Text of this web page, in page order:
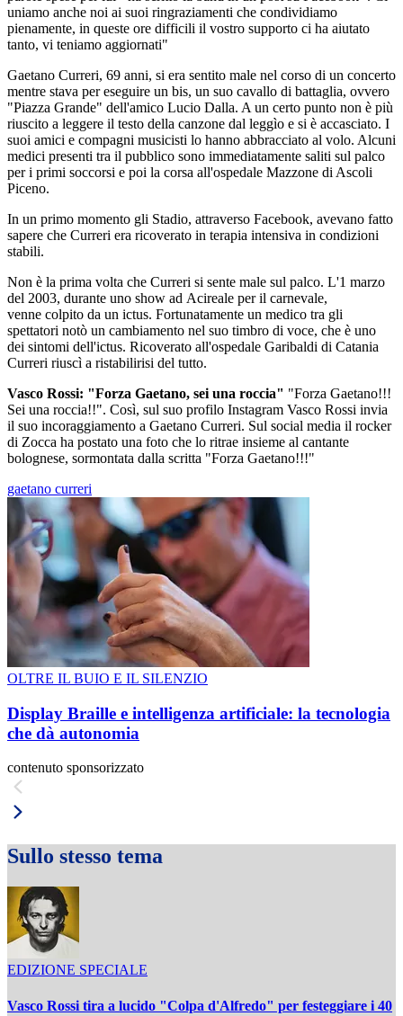
uniamo anche noi ai suoi ringraziamenti che condividiamo
pienamente, in queste ore difficili il vostro supporto ci ha aiutato
tanto, vi teniamo aggiornati"
Gaetano Curreri, 69 anni, si era sentito male nel corso di un concerto
mentre stava per eseguire un bis, un suo cavallo di battaglia, ovvero
"Piazza Grande" dell'amico Lucio Dalla. A un certo punto non è più
riuscito a leggere il testo della canzone dal leggìo e si è accasciato. I
suoi amici e compagni musicisti lo hanno abbracciato al volo. Alcuni
medici presenti tra il pubblico sono immediatamente saliti sul palco
per i primi soccorsi e poi la corsa all'ospedale Mazzone di Ascoli
Piceno.
In un primo momento gli Stadio, attraverso Facebook, avevano fatto
sapere che Curreri era ricoverato in terapia intensiva in condizioni
stabili.
Non è la prima volta che Curreri si sente male sul palco. L'1 marzo
del 2003, durante uno show ad Acireale per il carnevale,
venne colpito da un ictus. Fortunatamente un medico tra gli
spettatori notò un cambiamento nel suo timbro di voce, che è uno
dei sintomi dell'ictus. Ricoverato all'ospedale Garibaldi di Catania
Curreri riuscì a ristabilirisi del tutto.
Vasco Rossi: "Forza Gaetano, sei una roccia" "Forza Gaetano!!!
Sei una roccia!!". Così, sul suo profilo Instagram Vasco Rossi invia
il suo incoraggiamento a Gaetano Curreri. Sul social media il rocker
di Zocca ha postato una foto che lo ritrae insieme al cantante
bolognese, sormontata dalla scritta "Forza Gaetano!!!"
gaetano curreri
OLTRE IL BUIO E IL SILENZIO
Display Braille e intelligenza artificiale: la tecnologia
che dà autonomia
contenuto sponsorizzato
Sullo stesso tema
EDIZIONE SPECIALE
Vasco Rossi tira a lucido "Colpa d'Alfredo" per festeggiare i 40